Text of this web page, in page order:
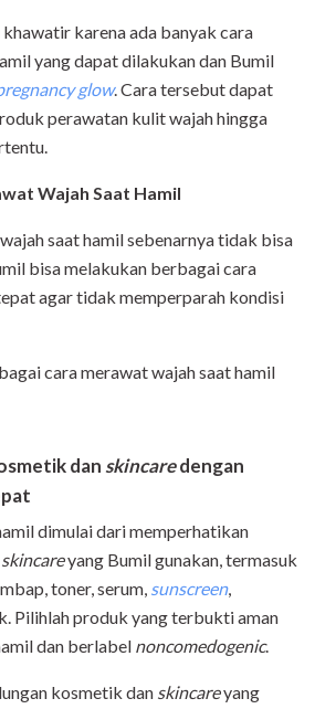
karena ada banyak cara
yang dapat dilakukan dan Bumil
glow. Cara tersebut dapat
perawatan kulit wajah hingga
Wajah Saat Hamil
saat hamil sebenarnya tidak bisa
bisa melakukan berbagai cara
agar tidak memperparah kondisi
cara merawat wajah saat hamil
dan skincaredengan
dimulai dari memperhatikan
skincareyang Bumil gunakan, termasuk
toner, serum, sunscreen,
Pilihlah produk yang terbukti aman
dan berlabel noncomedogenic.
kosmetik dan skincareyang